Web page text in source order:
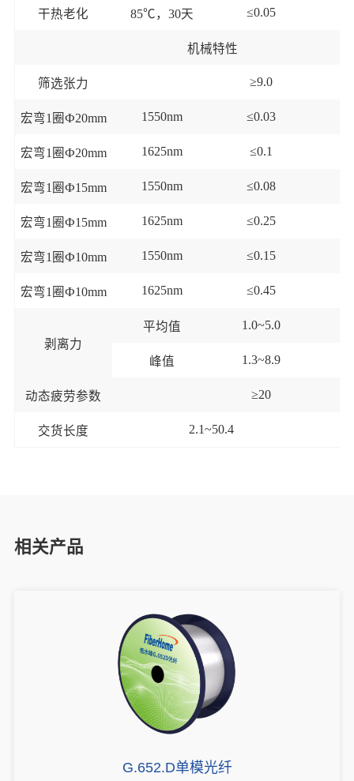
干热老化 85℃，30天 ≤0.05
机械特性
筛选张力 ≥9.0
宏弯1圈Ф20mm 1550nm ≤0.03
宏弯1圈Ф20mm 1625nm ≤0.1
宏弯1圈Ф15mm 1550nm ≤0.08
宏弯1圈Ф15mm 1625nm ≤0.25
宏弯1圈Ф10mm 1550nm ≤0.15
宏弯1圈Ф10mm 1625nm ≤0.45
剥离力
平均值 1.0~5.0
峰值 1.3~8.9
动态疲劳参数 ≥20
交货长度 2.1~50.4
相关产品
G.652.D单模光纤